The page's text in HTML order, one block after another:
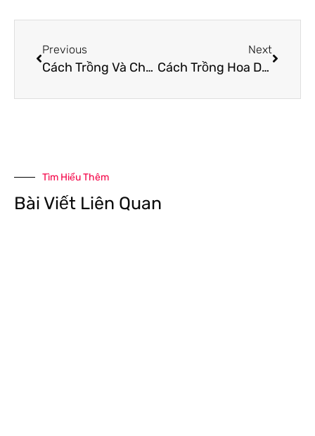
Previous
Cách Trồng Và Chăm Sóc Cây Hương Thảo Mới Mua Về
Next
Cách Trồng Hoa Dạ Yến Thảo Bằng Hạt
Tìm Hiểu Thêm
Bài Viết Liên Quan